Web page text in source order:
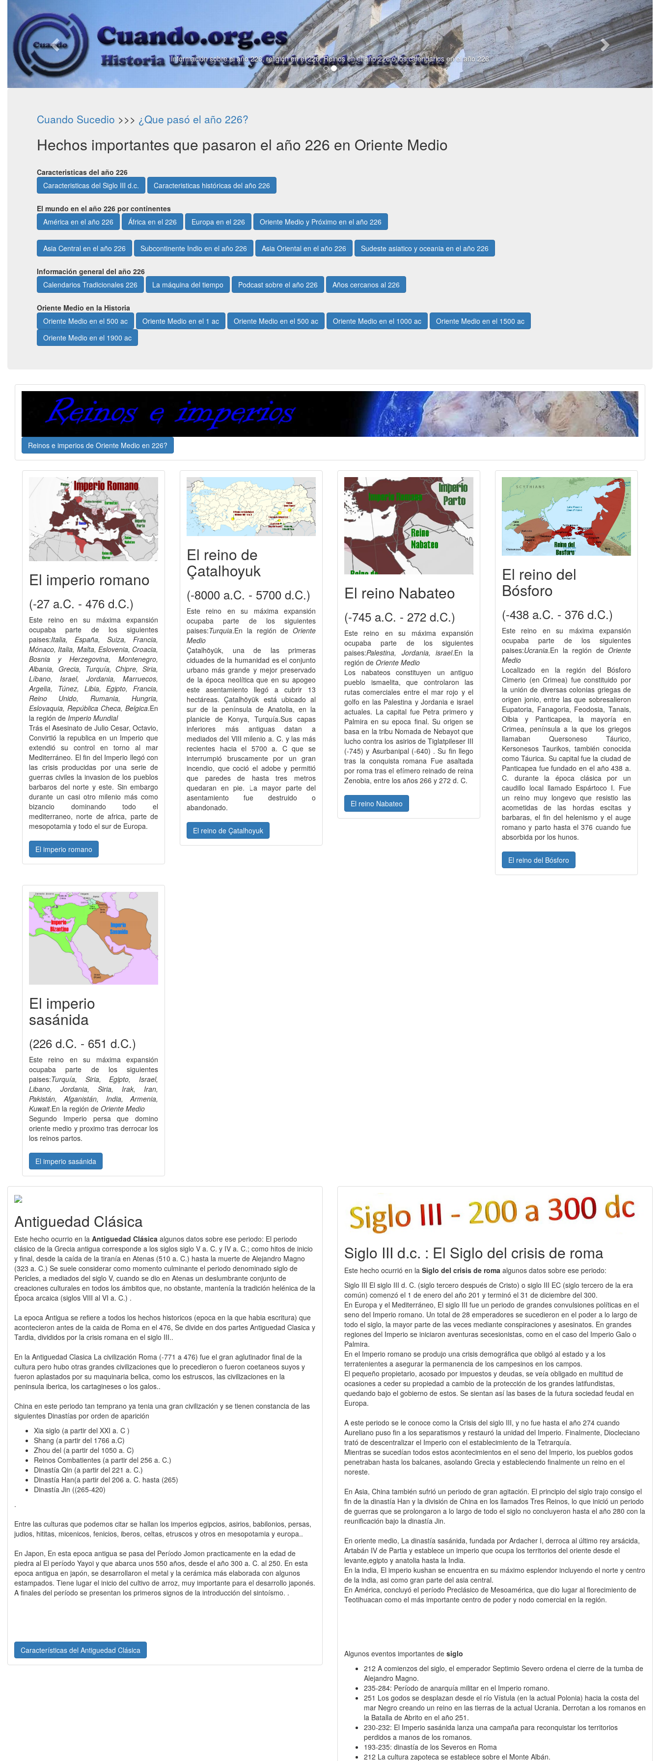
Información sobre el año 226, religión en el 226, Reinos en el año 226 o los calendarios en el año 226
Cuando Sucedio >>> ¿Que pasó el año 226?
Hechos importantes que pasaron el año 226 en Oriente Medio
Caracteristicas del año 226
Caracteristicas del Siglo III d.c.
Caracteristicas históricas del año 226
El mundo en el año 226 por continentes
América en el año 226
África en el 226 Europa en el 226 Oriente Medio y Próximo en el año 226
Asia Central en el año 226 Subcontinente Indio en el año 226 Asia Oriental en el año 226 Sudeste asiatico y oceania en el año 226
Información general del año 226
Calendarios Tradicionales 226
La máquina del tiempo Podcast sobre el año 226 Años cercanos al 226
Oriente Medio en la Historia
Oriente Medio en el 500 ac
Oriente Medio en el 1 ac Oriente Medio en el 500 ac Oriente Medio en el 1000 ac
Oriente Medio en el 1500 ac
Oriente Medio en el 1900 ac
Reinos e imperios de Oriente Medio en 226?
El imperio romano
(-27 a.C. - 476 d.C.)
Este reino en su máxima expansión
ocupaba parte de los siguientes
paises:Italia, España, Suiza, Francia,
Mónaco, Italia, Malta, Eslovenia, Croacia,
Bosnia y Herzegovina, Montenegro,
Albania, Grecia, Turquía, Chipre, Siria,
Líbano, Israel, Jordania, Marruecos,
Argelia, Túnez, Libia, Egipto, Francia,
Reino Unido, Rumania, Hungria,
Eslovaquia, República Checa, Belgica.En
la región de Imperio Mundial
Trás el Asesinato de Julio Cesar, Octavio,
Convirtió la republica en un Imperio que
extendió su control en torno al mar
Mediterráneo. El fin del Imperio llegó con
las crisis producidas por una serie de
guerras civiles la invasion de los pueblos
barbaros del norte y este. Sin embargo
durante un casi otro milenio más como
bizancio dominando todo el
mediterraneo, norte de africa, parte de
mesopotamia y todo el sur de Europa.
El imperio romano
El reino de
Çatalhoyuk
(-8000 a.C. - 5700 d.C.)
Este reino en su máxima expansión
ocupaba parte de los siguientes
paises:Turquia.En la región de Oriente
Medio
Çatalhöyük, una de las primeras
ciduades de la humanidad es el conjunto
urbano más grande y mejor preservado
de la época neolítica que en su apogeo
este asentamiento llegó a cubrir 13
hectáreas. Çatalhöyük está ubicado al
sur de la península de Anatolia, en la
planicie de Konya, Turquía.Sus capas
inferiores más antiguas datan a
mediados del VIII milenio a. C. y las más
recientes hacia el 5700 a. C que se
interrumpió bruscamente por un gran
incendio, que coció el adobe y permitió
que paredes de hasta tres metros
quedaran en pie. La mayor parte del
asentamiento fue destruido o
abandonado.
El reino de Çatalhoyuk
El reino Nabateo
(-745 a.C. - 272 d.C.)
Este reino en su máxima expansión
ocupaba parte de los siguientes
paises:Palestina, Jordania, israel.En la
región de Oriente Medio
Los nabateos constituyen un antiguo
pueblo ismaelita, que controlaron las
rutas comerciales entre el mar rojo y el
golfo en las Palestina y Jordania e israel
actuales. La capital fue Petra primero y
Palmira en su epoca final. Su origen se
basa en la tribu Nomada de Nebayot que
lucho contra los asirios de Tiglatpileser III
(-745) y Asurbanipal (-640) . Su fin llego
tras la conquista romana Fue asaltada
por roma tras el efímero reinado de reina
Zenobia, entre los años 266 y 272 d. C.
El reino Nabateo
El reino del
Bósforo
(-438 a.C. - 376 d.C.)
Este reino en su máxima expansión
ocupaba parte de los siguientes
paises:Ucrania.En la región de Oriente
Medio
Localizado en la región del Bósforo
Cimerio (en Crimea) fue constituido por
la unión de diversas colonias griegas de
origen jonio, entre las que sobresalieron
Eupatoria, Fanagoria, Feodosia, Tanais,
Olbia y Panticapea, la mayoría en
Crimea, península a la que los griegos
llamaban Quersoneso Táurico,
Kersonesos Taurikos, también conocida
como Táurica. Su capital fue la ciudad de
Panticapea fue fundado en el año 438 a.
C. durante la época clásica por un
caudillo local llamado Espártoco I. Fue
un reino muy longevo que resistio las
acometidas de las hordas escitas y
barbaras, el fin del helenismo y el auge
romano y parto hasta el 376 cuando fue
absorbida por los hunos.
El reino del Bósforo
El imperio
sasánida
(226 d.C. - 651 d.C.)
Este reino en su máxima expansión
ocupaba parte de los siguientes
paises:Turquía, Siria, Egipto, Israel,
Libano, Jordania, Siria, Irak, Iran,
Pakistán, Afganistán, India, Armenia,
Kuwait.En la región de Oriente Medio
Segundo Imperio persa que domino
oriente medio y proximo tras derrocar los
los reinos partos.
El imperio sasánida
Antiguedad Clásica
Este hecho ocurrio en la Antiguedad Clásica algunos datos sobre ese periodo: El periodo
clásico de la Grecia antigua corresponde a los siglos siglo V a. C. y IV a. C.; como hitos de inicio
y final, desde la caída de la tiranía en Atenas (510 a. C.) hasta la muerte de Alejandro Magno
(323 a. C.) Se suele considerar como momento culminante el periodo denominado siglo de
Pericles, a mediados del siglo V, cuando se dio en Atenas un deslumbrante conjunto de
creaciones culturales en todos los ámbitos que, no obstante, mantenía la tradición helénica de la
Época arcaica (siglos VIII al VI a. C.) .
La epoca Antigua se refiere a todos los hechos historicos (epoca en la que habia escritura) que
acontecieron antes de la caida de Roma en el 476, Se divide en dos partes Antiguedad Clasica y
Tardia, divididos por la crisis romana en el siglo III..
En la Antiguedad Clasica La civilización Roma (-771 a 476) fue el gran aglutinador final de la
cultura pero hubo otras grandes civilizaciones que lo precedieron o fueron coetaneos suyos y
fueron aplastados por su maquinaria belica, como los estruscos, las civilizaciones en la
peninsula iberica, los cartagineses o los galos..
China en este periodo tan temprano ya tenia una gran civilización y se tienen constancia de las
siguientes Dinastías por orden de aparición
Xia siglo (a partir del XXI a. C )
Shang (a partir del 1766 a.C)
Zhou del (a partir del 1050 a. C)
Reinos Combatientes (a partir del 256 a. C.)
Dinastía Qin (a partir del 221 a. C.)
Dinastía Han(a partir del 206 a. C. hasta (265)
Dinastía Jin ((265-420)
.
Entre las culturas que podemos citar se hallan los imperios egipcios, asirios, babilonios, persas,
judios, hititas, micenicos, fenicios, iberos, celtas, etruscos y otros en mesopotamia y europa..
En Japon, En esta epoca antigua se pasa del Período Jomon practicamente en la edad de
piedra al El período Yayoi y que abarca unos 550 años, desde el año 300 a. C. al 250. En esta
epoca antigua en japón, se desarrollaron el metal y la cerámica más elaborada con algunos
estampados. Tiene lugar el inicio del cultivo de arroz, muy importante para el desarrollo japonés.
A finales del período se presentan los primeros signos de la introducción del sintoísmo. .
Características del Antiguedad Clásica
Siglo III d.c. : El Siglo del crisis de roma
Este hecho ocurrió en la Siglo del crisis de roma algunos datos sobre ese periodo:
Siglo III El siglo III d. C. (siglo tercero después de Cristo) o siglo III EC (siglo tercero de la era
común) comenzó el 1 de enero del año 201 y terminó el 31 de diciembre del 300.
En Europa y el Mediterráneo, El siglo III fue un periodo de grandes convulsiones políticas en el
seno del Imperio romano. Un total de 28 emperadores se sucedieron en el poder a lo largo de
todo el siglo, la mayor parte de las veces mediante conspiraciones y asesinatos. En grandes
regiones del Imperio se iniciaron aventuras secesionistas, como en el caso del Imperio Galo o
Palmira.
En el Imperio romano se produjo una crisis demográfica que obligó al estado y a los
terratenientes a asegurar la permanencia de los campesinos en los campos.
El pequeño propietario, acosado por impuestos y deudas, se veía obligado en multitud de
ocasiones a ceder su propiedad a cambio de la protección de los grandes latifundistas,
quedando bajo el gobierno de estos. Se sientan así las bases de la futura sociedad feudal en
Europa.
A este periodo se le conoce como la Crisis del siglo III, y no fue hasta el año 274 cuando
Aureliano puso fin a los separatismos y restauró la unidad del Imperio. Finalmente, Diocleciano
trató de descentralizar el Imperio con el establecimiento de la Tetrarquía.
Mientras se sucedían todos estos acontecimientos en el seno del Imperio, los pueblos godos
penetraban hasta los balcanes, asolando Grecia y estableciendo finalmente un reino en el
noreste.
En Asia, China también sufrió un periodo de gran agitación. El principio del siglo trajo consigo el
fin de la dinastía Han y la división de China en los llamados Tres Reinos, lo que inició un periodo
de guerras que se prolongaron a lo largo de todo el siglo no concluyeron hasta el año 280 con la
reunificación bajo la dinastía Jin.
En oriente medio, La dinastía sasánida, fundada por Ardacher I, derroca al último rey arsácida,
Artabán IV de Partia y establece un imperio que ocupa los territorios del oriente desde el
levante,egipto y anatolia hasta la India.
En la india, El imperio kushan se encuentra en su máximo esplendor incluyendo el norte y centro
de la india, asi como gran parte del asia central.
En América, concluyó el período Preclásico de Mesoamérica, que dio lugar al florecimiento de
Teotihuacan como el más importante centro de poder y nodo comercial en la región.
Algunos eventos importantes de siglo
212 A comienzos del siglo, el emperador Septimio Severo ordena el cierre de la tumba de
Alejandro Magno.
235-284: Período de anarquía militar en el Imperio romano.
251 Los godos se desplazan desde el río Vístula (en la actual Polonia) hacia la costa del
mar Negro creando un reino en las tierras de la actual Ucrania. Derrotan a los romanos en
la Batalla de Abrito en el año 251.
230-232: El Imperio sasánida lanza una campaña para reconquistar los territorios
perdidos a manos de los romanos.
193-235: dinastía de los Severos en Roma
212 La cultura zapoteca se establece sobre el Monte Albán.